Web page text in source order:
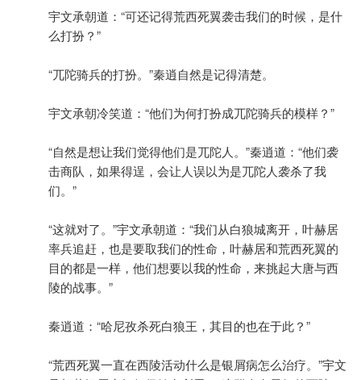
宇文承朝道：“可还记得荒西死翼袭击我们的时候，是什
么打扮？”
“兀陀骑兵的打扮。”秦逍自然是记得清楚。
宇文承朝冷笑道：“他们为何打扮成兀陀骑兵的模样？”
“自然是想让我们觉得他们是兀陀人。”秦逍道：“他们袭
击商队，如果得逞，会让人误以为是兀陀人袭杀了我
们。”
“这就对了。”宇文承朝道：“我们从白狼城离开，叶赫居
率兵追赶，也是要取我们的性命，叶赫居和荒西死翼的
目的都是一样，他们想要以我的性命，来挑起大唐与西
陵的战事。”
秦逍道：“哈尼孜杀死白狼王，其目的也在于此？”
“荒西死翼一直在西陵活动什么是银屑病怎么治疗。”宇文